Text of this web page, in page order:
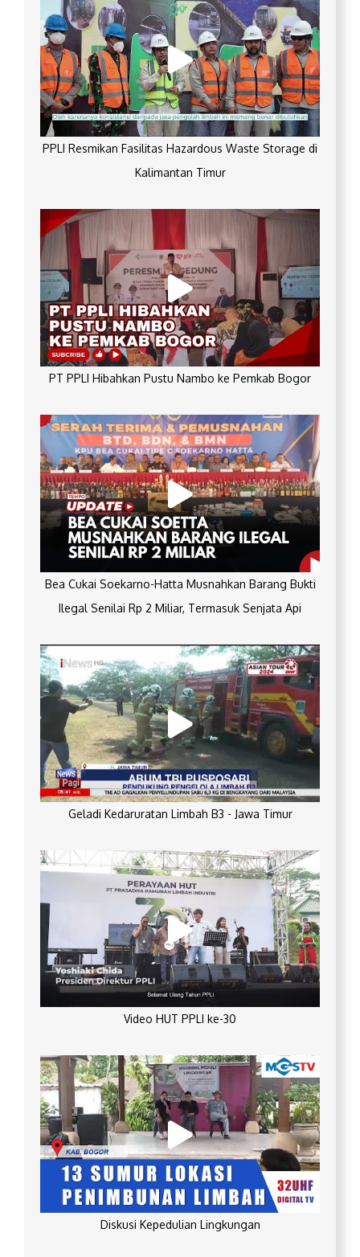
PPLI Resmikan Fasilitas Hazardous Waste Storage di
Kalimantan Timur
PT PPLI Hibahkan Pustu Nambo ke Pemkab Bogor
Bea Cukai Soekarno-Hatta Musnahkan Barang Bukti
Ilegal Senilai Rp 2 Miliar, Termasuk Senjata Api
Geladi Kedaruratan Limbah B3 - Jawa Timur
Video HUT PPLI ke-30
Diskusi Kepedulian Lingkungan